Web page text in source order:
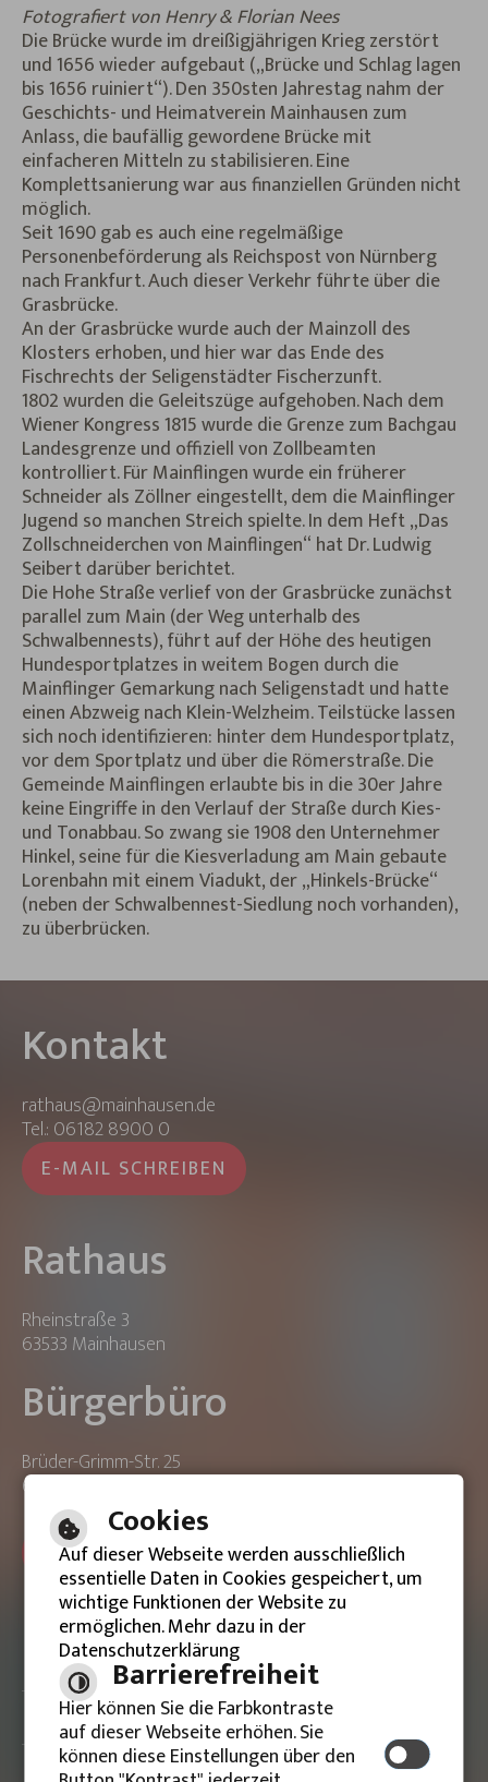
Fotografiert von Henry & Florian Nees
Die Brücke wurde im dreißigjährigen Krieg zerstört
und 1656 wieder aufgebaut („Brücke und Schlag lagen
bis 1656 ruiniert“). Den 350sten Jahrestag nahm der
Geschichts- und Heimatverein Mainhausen zum
Anlass, die baufällig gewordene Brücke mit
einfacheren Mitteln zu stabilisieren. Eine
Komplettsanierung war aus finanziellen Gründen nicht
möglich.
Seit 1690 gab es auch eine regelmäßige
Personenbeförderung als Reichspost von Nürnberg
nach Frankfurt. Auch dieser Verkehr führte über die
Grasbrücke.
An der Grasbrücke wurde auch der Mainzoll des
Klosters erhoben, und hier war das Ende des
Fischrechts der Seligenstädter Fischerzunft.
1802 wurden die Geleitszüge aufgehoben. Nach dem
Wiener Kongress 1815 wurde die Grenze zum Bachgau
Landesgrenze und offiziell von Zollbeamten
kontrolliert. Für Mainflingen wurde ein früherer
Schneider als Zöllner eingestellt, dem die Mainflinger
Jugend so manchen Streich spielte. In dem Heft „Das
Zollschneiderchen von Mainflingen“ hat Dr. Ludwig
Seibert darüber berichtet.
Die Hohe Straße verlief von der Grasbrücke zunächst
parallel zum Main (der Weg unterhalb des
Schwalbennests), führt auf der Höhe des heutigen
Hundesportplatzes in weitem Bogen durch die
Mainflinger Gemarkung nach Seligenstadt und hatte
einen Abzweig nach Klein-Welzheim. Teilstücke lassen
sich noch identifizieren: hinter dem Hundesportplatz,
vor dem Sportplatz und über die Römerstraße. Die
Gemeinde Mainflingen erlaubte bis in die 30er Jahre
keine Eingriffe in den Verlauf der Straße durch Kies-
und Tonabbau. So zwang sie 1908 den Unternehmer
Hinkel, seine für die Kiesverladung am Main gebaute
Lorenbahn mit einem Viadukt, der „Hinkels-Brücke“
(neben der Schwalbennest-Siedlung noch vorhanden),
zu überbrücken.
Kontakt
rathaus@mainhausen.de
Tel.: 06182 8900 0
E-MAIL SCHREIBEN
Rathaus
Rheinstraße 3
63533 Mainhausen
Bürgerbüro
Brüder-Grimm-Str. 25
63533 Mainhausen
ONLINE-TERMIN BUCHEN
Barrierefreie Ansicht
Impressum
Datenschutzerklärung
Cookies
Auf dieser Webseite werden ausschließlich
essentielle Daten in Cookies gespeichert, um
wichtige Funktionen der Website zu
ermöglichen. Mehr dazu in der
Datenschutzerklärung
Barrierefreiheit
Hier können Sie die Farbkontraste
auf dieser Webseite erhöhen. Sie
können diese Einstellungen über den